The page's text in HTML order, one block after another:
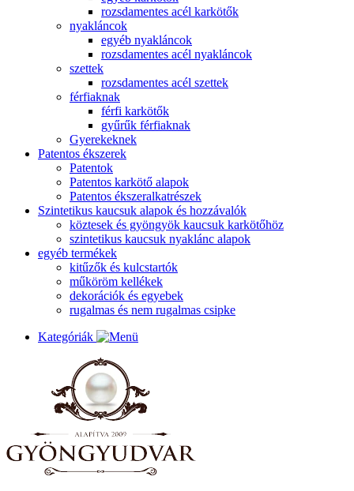
rozsdamentes acél karkötők
nyakláncok
egyéb nyakláncok
rozsdamentes acél nyakláncok
szettek
rozsdamentes acél szettek
férfiaknak
férfi karkötők
gyűrűk férfiaknak
Gyerekeknek
Patentos ékszerek
Patentok
Patentos karkötő alapok
Patentos ékszeralkatrészek
Szintetikus kaucsuk alapok és hozzávalók
köztesek és gyöngyök kaucsuk karkötőhöz
szintetikus kaucsuk nyaklánc alapok
egyéb termékek
kitűzők és kulcstartók
műköröm kellékek
dekorációk és egyebek
rugalmas és nem rugalmas csipke
Kategóriák